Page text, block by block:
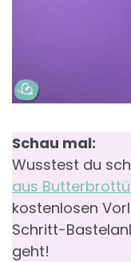
Schau mal:
Wusstest du
aus
kostenlosen
Schritt-
geht!